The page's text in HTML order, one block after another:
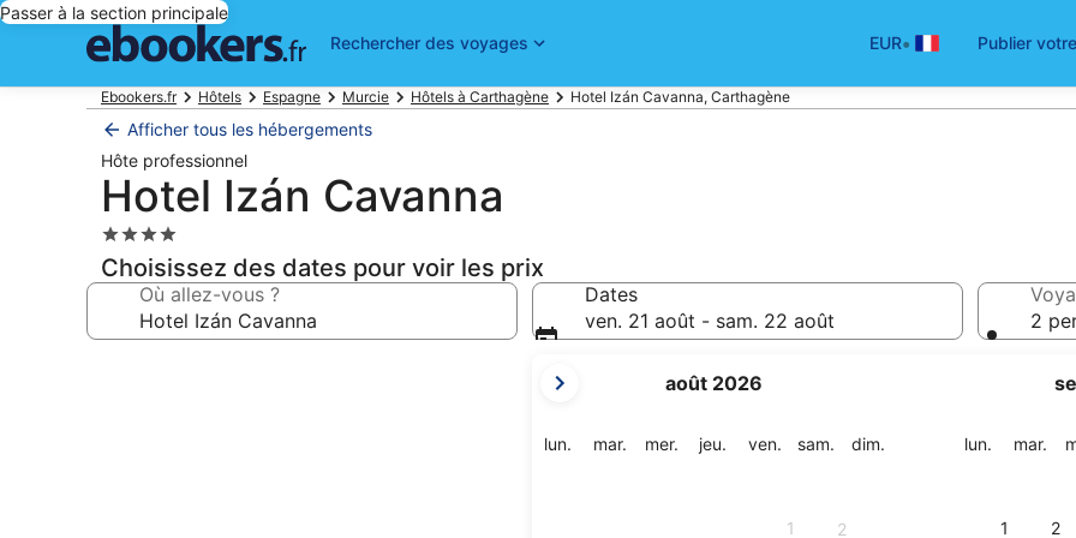
Passer à la section principale
Rechercher des voyages
EUR• Publier
Ebookers.fr Hôtels Espagne Murcie Hôtels à Carthagène Hotel Izán Cavanna, Carthagène
Afficher tous les hébergements
Hôte professionnel
Hotel Izán Cavanna
Hébergement
4.0 étoiles
Choisissez des dates pour voir les prix
Où allez-vous ?
Dates
ven. 21 août - sam. 22 août
mois
sont
août 2026
lun. lundimar. mardi
mer. mercredi
jeu. jeudiven. vendredi
sam. samedi
dim.
1 2
lun. lundimar.
1 2
2